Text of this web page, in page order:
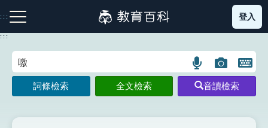
到
主
:::
注音索引圖示 筆畫索引圖示 部首索引表圖示
登入
:::
語
言
搜
圖
片
搜
開
鍵
圖
詞條檢索 全文檢索 音讀檢索